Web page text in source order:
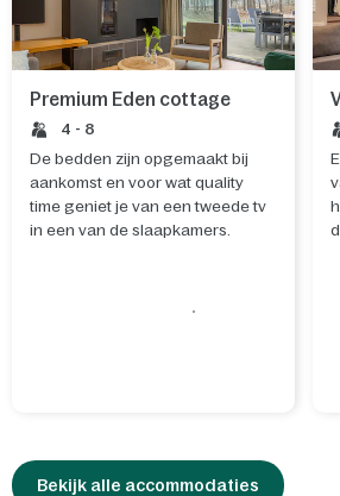
Premium Eden cottage
4 - 8
De bedden zijn opgemaakt bij
aankomst en voor wat quality
time geniet je van een tweede tv
in een van de slaapkamers.
Bekijk alle accommodaties